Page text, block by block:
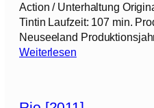
g
e
l
f
b
Action / Unterhaltung
Tintin Laufzeit: 107 min.
Neuseeland
Weiterlesen: